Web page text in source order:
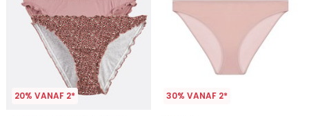
20% VANAF 2* 30% VANAF 2*